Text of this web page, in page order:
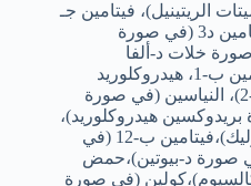
الريتينيل)، فيتامين جـ
(في صورة حمض الأسكوربيك)، فيتامين د3 (في صورة
خلات د-ألفا
توكوفيرل)، الثيامين (في صورة ثيامين ب-1، هيدروكلوريد
الثيامين)، الريبوفلافين (فيتامين ب-2)، النياسين (في صورة
ب6 (في صورة بريدوكسين هيدروكلوريد)،
الفولات (200 مكجم من حمض الفوليك)،فيتامين ب-12 (في
صورة د-بيوتين)،حمض
كالسيوم)،كولين (في صورة